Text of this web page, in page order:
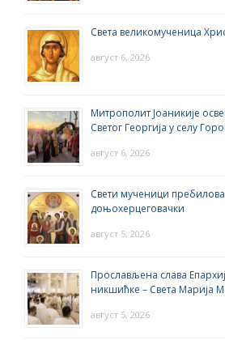
Света великомученица
август 6, 2026
Митрополит Јоаникије
Светог Георгија у селу
август 6, 2026
Свети мученици
доњохерцеговачки
август 5, 2026
Прослављена слава
никшићке – Света Марија
август 5, 2026